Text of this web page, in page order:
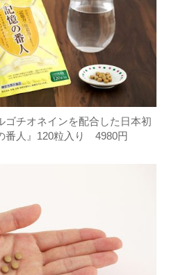
ゴチオネインを配合した日本初
番人』120粒入り 4980円